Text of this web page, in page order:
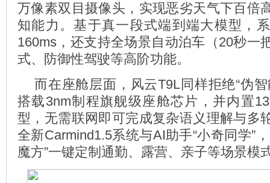
万像素双目摄像头，实现恶劣天气下百倍
知能力。基于真一段式端到端大模型，
160ms，还支持全场景自动泊车（20秒一
式、防御性驾驶等高阶功能。
而在座舱层面，风云T9L同样拒绝“伪
搭载3nm制程旗舰级座舱芯片，并内置
型，无需联网即可完成复杂语义理解与多
全新Carmind1.5系统与AI助手“小奇同学”
魔方”一键定制通勤、露营、亲子等场景模